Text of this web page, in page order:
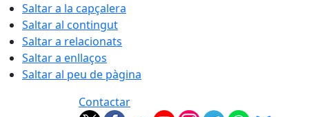
Saltar a la capçalera
Saltar al contingut
Saltar a relacionats
Saltar a enllaços
Saltar al peu de pàgina
Contactar